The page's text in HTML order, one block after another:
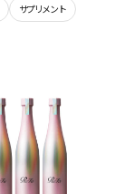
サプリメント